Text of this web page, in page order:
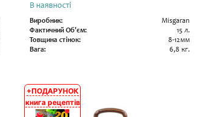
В наявності
Виробник:
Misgaran
Фактичний Об'єм:
15 л.
Товщина стінок:
8-12мм
Вага:
6,8 кг.
АКЦІЯ
+ПОДАРУНОК
книга рецептів